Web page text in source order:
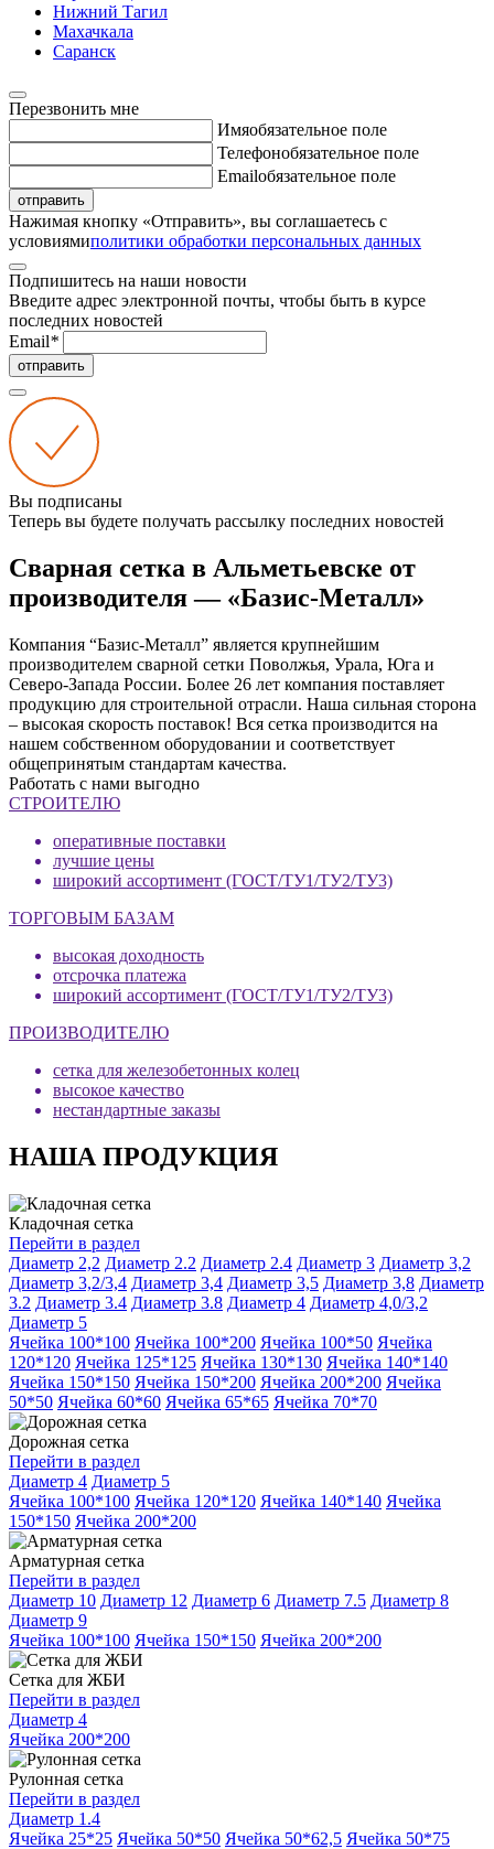
Нижний Тагил
Махачкала
Саранск
Перезвонить мне
Имяобязательное поле
Телефонобязательное поле
Emailобязательное поле
отправить
Нажимая кнопку «Отправить», вы соглашаетесь с
условиямиполитики обработки персональных данных
Подпишитесь на наши новости
Введите адрес электронной почты, чтобы быть в курсе
последних новостей
Email*
отправить
Вы подписаны
Теперь вы будете получать рассылку последних новостей
Сварная сетка в Альметьевске от
производителя — «Базис-Металл»
Компания “Базис-Металл” является крупнейшим
производителем сварной сетки Поволжья, Урала, Юга и
Северо-Запада России. Более 26 лет компания поставляет
продукцию для строительной отрасли. Наша сильная сторона
– высокая скорость поставок! Вся сетка производится на
нашем собственном оборудовании и соответствует
общепринятым стандартам качества.
Работать с нами выгодно
СТРОИТЕЛЮ
оперативные поставки
лучшие цены
широкий ассортимент (ГОСТ/ТУ1/ТУ2/ТУ3)
ТОРГОВЫМ БАЗАМ
высокая доходность
отсрочка платежа
широкий ассортимент (ГОСТ/ТУ1/ТУ2/ТУ3)
ПРОИЗВОДИТЕЛЮ
сетка для железобетонных колец
высокое качество
нестандартные заказы
НАША ПРОДУКЦИЯ
Кладочная сетка
Перейти в раздел
Диаметр 2,2 Диаметр 2.2 Диаметр 2.4 Диаметр 3 Диаметр 3,2
Диаметр 3,2/3,4 Диаметр 3,4 Диаметр 3,5 Диаметр 3,8 Диаметр
3.2 Диаметр 3.4 Диаметр 3.8 Диаметр 4 Диаметр 4,0/3,2
Диаметр 5
Ячейка 100*100 Ячейка 100*200 Ячейка 100*50 Ячейка
120*120 Ячейка 125*125 Ячейка 130*130 Ячейка 140*140
Ячейка 150*150 Ячейка 150*200 Ячейка 200*200 Ячейка
50*50 Ячейка 60*60 Ячейка 65*65 Ячейка 70*70
Дорожная сетка
Перейти в раздел
Диаметр 4 Диаметр 5
Ячейка 100*100 Ячейка 120*120 Ячейка 140*140 Ячейка
150*150 Ячейка 200*200
Арматурная сетка
Перейти в раздел
Диаметр 10 Диаметр 12 Диаметр 6 Диаметр 7.5 Диаметр 8
Диаметр 9
Ячейка 100*100 Ячейка 150*150 Ячейка 200*200
Сетка для ЖБИ
Перейти в раздел
Диаметр 4
Ячейка 200*200
Рулонная сетка
Перейти в раздел
Диаметр 1.4
Ячейка 25*25 Ячейка 50*50 Ячейка 50*62,5 Ячейка 50*75